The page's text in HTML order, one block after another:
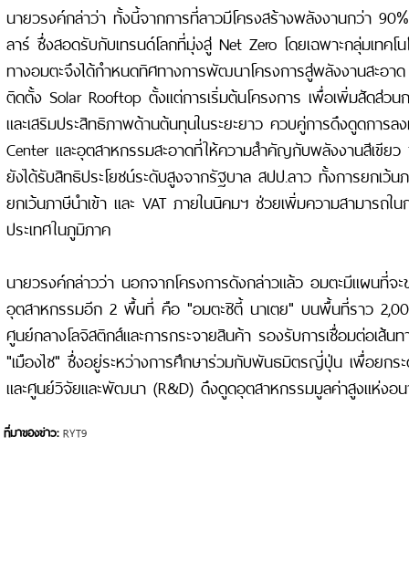
นายวรงค์กล่าว่า ทั้งนี้จากการที่ลาวมีโครงสร้างพลังงานกว่า
ลาร์ ซึ่งสอดรับกับเทรนด์โลกที่มุ่งสู่ Net Zero โดยเฉพาะกลุ่มเทคโ
ทางอมตะจึงได้กำหนดทิศทางการพัฒนาโครงการสู่พลังงานสะอาด
ติดตั้ง Solar Rooftop ตั้งแต่การเริ่มต้นโครงการ เพื่อเพิ่มสัดส่วน
และเสริมประสิทธิภาพด้านต้นทุนในระยะยาว ควบคู่การดึงดูดการ
Center และอุตสาหกรรมสะอาดที่ให้ความสำคัญกับพลังงานสีเขีย
ยังได้รับสิทธิประโยชน์ระดับสูงจากรัฐบาล สปป.ลาว ทั้งการยกเว้
ยกเว้นภาษีนำเข้า และ VAT ภายในนิคมฯ ช่วยเพิ่มความสามารถใ
ประเทศในภูมิภาค
นายวรงค์กล่าวว่า นอกจากโครงการดังกล่าวแล้ว อมตะมีแผนที่จ
อุตสาหกรรมอีก 2 พื้นที่ คือ "อมตะซิตี้ นาเตย" บนพื้นที่ราว
ศูนย์กลางโลจิสติกส์และการกระจายสินค้า รองรับการเชื่อมต่อเส้น
"เมืองไซ" ซึ่งอยู่ระหว่างการศึกษาร่วมกับพันธมิตรญี่ปุ่น เพื่อยกร
และศูนย์วิจัยและพัฒนา (R&D) ดึงดูดอุตสาหกรรมมูลค่าสูงแห่งอ
ที่มาของข่าว: RYT9